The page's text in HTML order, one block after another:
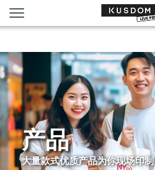
产品
大量款式优质产品为你现场印制